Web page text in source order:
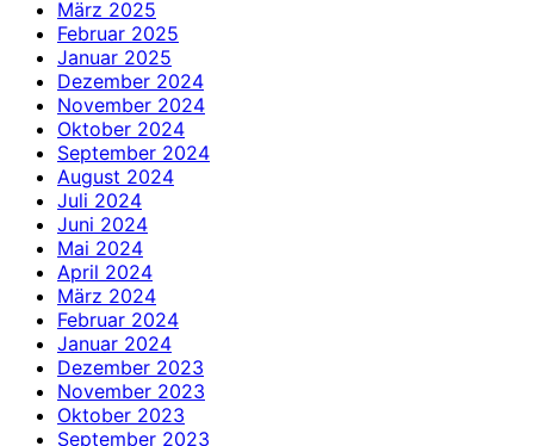
März 2025
Februar 2025
Januar 2025
Dezember 2024
November 2024
Oktober 2024
September 2024
August 2024
Juli 2024
Juni 2024
Mai 2024
April 2024
März 2024
Februar 2024
Januar 2024
Dezember 2023
November 2023
Oktober 2023
September 2023